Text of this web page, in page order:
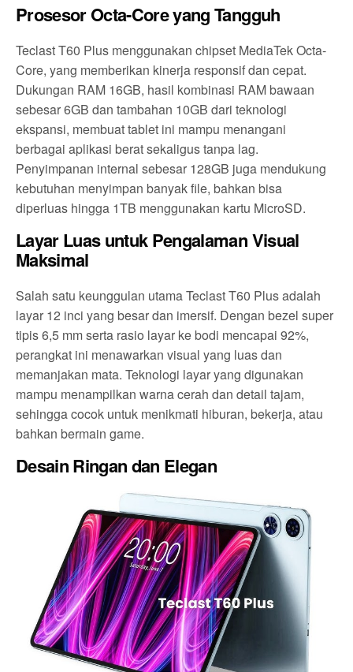
Prosesor Octa-Core yang Tangguh
Teclast T60 Plus menggunakan chipset MediaTek Octa-
Core, yang memberikan kinerja responsif dan cepat.
Dukungan RAM 16GB, hasil kombinasi RAM bawaan
sebesar 6GB dan tambahan 10GB dari teknologi
ekspansi, membuat tablet ini mampu menangani
berbagai aplikasi berat sekaligus tanpa lag.
Penyimpanan internal sebesar 128GB juga mendukung
kebutuhan menyimpan banyak file, bahkan bisa
diperluas hingga 1TB menggunakan kartu MicroSD.
Layar Luas untuk Pengalaman Visual
Maksimal
Salah satu keunggulan utama Teclast T60 Plus adalah
layar 12 inci yang besar dan imersif. Dengan bezel super
tipis 6,5 mm serta rasio layar ke bodi mencapai 92%,
perangkat ini menawarkan visual yang luas dan
memanjakan mata. Teknologi layar yang digunakan
mampu menampilkan warna cerah dan detail tajam,
sehingga cocok untuk menikmati hiburan, bekerja, atau
bahkan bermain game.
Desain Ringan dan Elegan